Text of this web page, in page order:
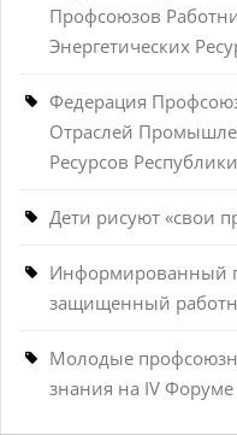
Профсоюзов
Энергетических
Федерация
Отраслей
Ресурсов
Дети рисуют «свои
Информированный
защищенный
Молодые
знания на IV Форуме